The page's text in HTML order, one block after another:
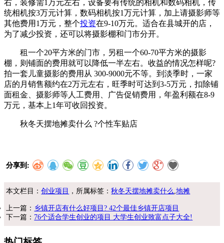
右，装修需1万元左右，设备要有传统的相机和数码相机，传
统相机按3万元计算，数码相机按1万元计算，加上请摄影师等
其他费用1万元，整个投资在9-10万元。适合在县城开的店，
为了减少投资，还可以将摄影棚和门市分开。
租一个20平方米的门市，另租一个60-70平方米的摄影
棚，则铺面的费用就可以降低一半左右。收益的情况怎样呢?
拍一套儿童摄影的费用从 300-9000元不等。到淡季时，一家
店的月销售额约在2万元左右，旺季时可达到3-5万元，扣除铺
面租金、摄影师等人工费用、广告促销费用，年盈利额在8-9
万元，基本上1年可收回投资。
秋冬天摆地摊卖什么 ?个性车贴店
分享到:
本文栏目：创业项目 ，所属标签：秋冬天摆地摊卖什么 ,地摊
上一篇： 乡镇开店有什么好项目? 42个最佳乡镇开店项目
下一篇： 76个适合学生创业的项目 大学生创业致富点子大全!